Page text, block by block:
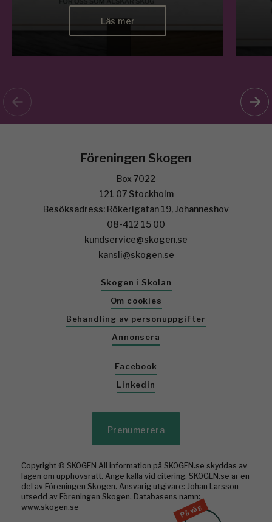
Läs mer
På väg
Föreningen Skogen
Box 7022
121 07 Stockholm
Besöksadress: Rökerigatan 19, Johanneshov
08-412 15 00
kundservice@skogen.se
kansli@skogen.se
Skogen i Skolan
Om cookies
Behandling av personuppgifter
Annonsera
Facebook
Linkedin
Prenumerera
Copyright © SKOGEN All information på SKOGEN.se skyddas av
lagen om upphovsrätt. Ange källa vid citering. SKOGEN.se är en
del av Föreningen Skogen. Ansvarig utgivare: Johan Larsson
utsedd av Föreningen Skogen. Databasens namn:
www.skogen.se